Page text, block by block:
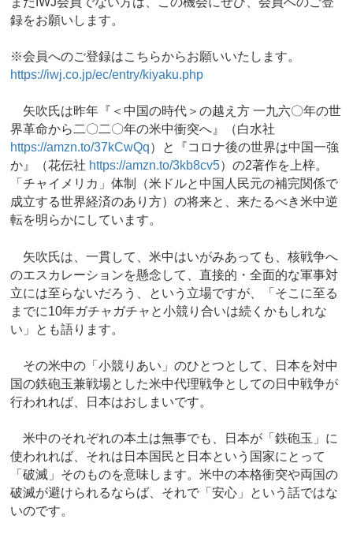
録をお願いします。
※会員へのご登録はこちらからお願いいたします。
https://iwj.co.jp/ec/entry/kiyaku.php
矢吹氏は昨年『＜中国の時代＞の越え方 一九六〇年の世
界革命から二〇二〇年の米中衝突へ』（白水社
https://amzn.to/37kCwQq）と『コロナ後の世界は中国一強
か』（花伝社 https://amzn.to/3kb8cv5）の2著作を上梓。
「チャイメリカ」体制（米ドルと中国人民元の補完関係で
成立する世界経済のあり方）の将来と、来たるべき米中逆
転を明らかにしています。
矢吹氏は、一貫して、米中はいがみあっても、核戦争へ
のエスカレーションを懸念して、直接的・全面的な軍事対
立には至らないだろう、という立場ですが、「そこに至る
までに10年ガチャガチャと小競り合いは続くかもしれな
い」とも語ります。
その米中の「小競りあい」のひとつとして、日本を対中
国の鉄砲玉兼戦場とした米中代理戦争としての日中戦争が
行われれば、日本はおしまいです。
米中のそれぞれの本土は無事でも、日本が「鉄砲玉」に
使われれば、それは日本国民と日本という国家にとって
「破滅」そのものを意味します。米中の本格衝突や両国の
破滅が避けられるならば、それで「安心」という話ではな
いのです。